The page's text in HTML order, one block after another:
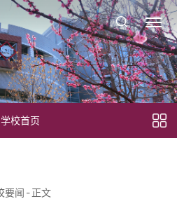
学校首页
要闻 -正文